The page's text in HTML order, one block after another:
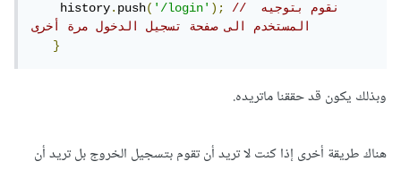
    history
.push('/login');
// نقوم بتوجيه
المستخدم الى صفحة تسجيل الدخول مرة أخرى
}
وبذلك يكون قد حققنا ماتريده.
هناك طريقة أخرى إذا كنت لا تريد أن تقوم بتسجيل الخروج بل تريد أن